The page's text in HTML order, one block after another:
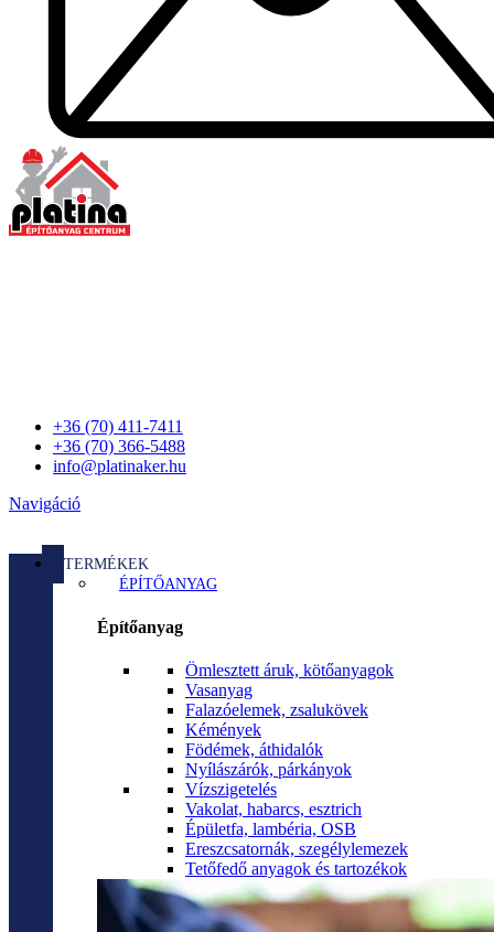
+36 (70) 411-7411
+36 (70) 366-5488
info@platinaker.hu
Navigáció
TERMÉKEK
ÉPÍTŐANYAG
Építőanyag
Ömlesztett áruk, kötőanyagok
Vasanyag
Falazóelemek, zsalukövek
Kémények
Födémek, áthidalók
Nyílászárók, párkányok
Vízszigetelés
Vakolat, habarcs, esztrich
Épületfa, lambéria, OSB
Ereszcsatornák, szegélylemezek
Tetőfedő anyagok és tartozékok